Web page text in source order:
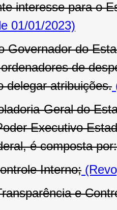
interesse para o
01/01/2023)
Governador do
de
delegar atribuições.
Geral do
Executivo
é composta por:
Interno;
e